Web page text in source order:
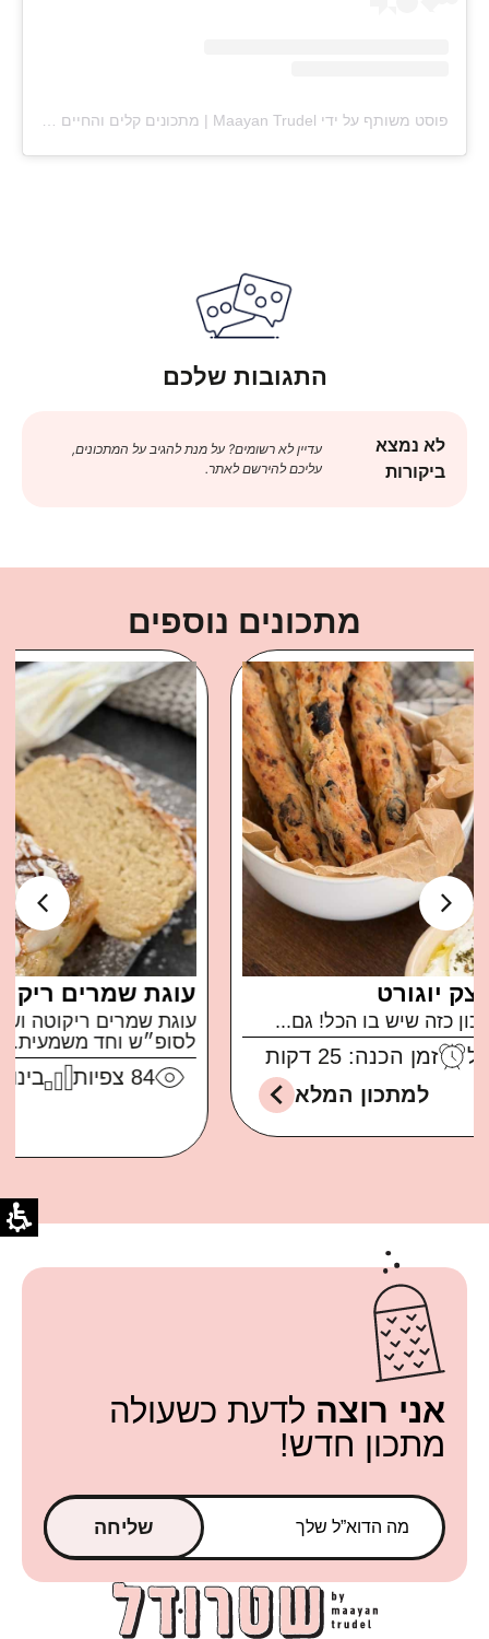
פוסט משותף על ידי ‏‎Maayan Trudel | מתכונים קלים והחיים עצמם‎‏ (@‏‎maayan.shtrudel‎‏)
התגובות שלכם
לא נמצא
ביקורות
עדיין לא רשומים? על מנת להגיב על המתכונים,
עליכם להירשם לאתר.
מתכונים נוספים
עוגת שמרים ריקוטה ושקדים
עוגת שמרים ריקוטה ושקדים ממכרת ברמות בול
לסופ״ש וחד משמעית...
בינוני
זמן הכנה: 30 דקות
למתכון המלא
אני רוצה לדעת כשעולה
מתכון חדש!
שליחה